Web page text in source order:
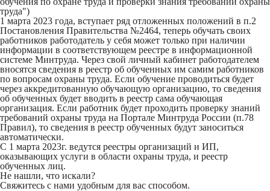
труда")
1 марта 2023 года, вступает ряд отложенных положений в п.2
Постановления Правительства №2464, теперь обучать своих
работников работодатель у себя может только при наличии
информации в соответствующем реестре в информационной
системе Минтруда. Через свой личный кабинет работодателем
вносятся сведения в реестр об обученных им самим работников
по вопросам охраны труда. Если обучение проводиться будет
через аккредитованную обучающую организацию, то сведения
об обученных будет вводить в реестр сама обучающая
организация. Если работник будет проходить проверку знаний
требований охраны труда на Портале Минтруда России (п.78
Правил), то сведения в реестр обученных будут заноситься
автоматически.
С 1 марта 2023г. ведутся реестры организаций и ИП,
оказывающих услуги в области охраны труда, и реестр
обученных лиц.
Не нашли, что искали?
Свяжитесь с нами удобным для вас способом.